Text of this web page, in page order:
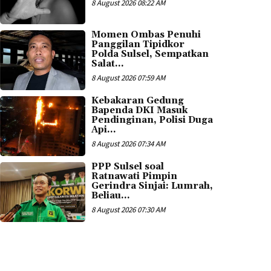
8 August 2026 08:22 AM
Momen Ombas Penuhi
Panggilan Tipidkor
Polda Sulsel, Sempatkan
Salat...
8 August 2026 07:59 AM
Kebakaran Gedung
Bapenda DKI Masuk
Pendinginan, Polisi Duga
Api...
8 August 2026 07:34 AM
PPP Sulsel soal
Ratnawati Pimpin
Gerindra Sinjai: Lumrah,
Beliau...
8 August 2026 07:30 AM